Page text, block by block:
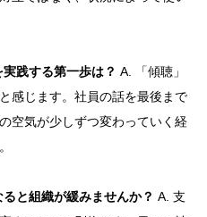
践する第一歩は？ A. 「傾聴」
感じます。社員の話を最後まで
空気が少しずつ変わっていく経
と組織が緩みませんか？ A. 支